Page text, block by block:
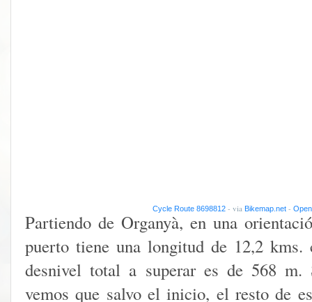
Cycle Route 8698812- via Bikemap.net-
Partiendo de Organyà, en una
puerto tiene una longitud de 12,2
desnivel total a superar es de 568
vemos que salvo el inicio, el resto de